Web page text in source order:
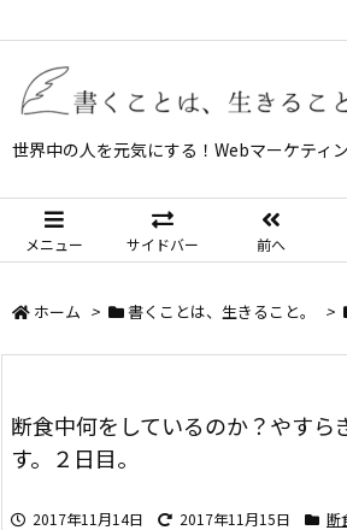
世界中の人を元気にする！Webマーケティ
メニュー サイドバー 前へ
ホーム > 書くことは、生きること。 >
断食中何をしているのか？やすら
す。２日目。
2017年11月14日 2017年11月15日 断